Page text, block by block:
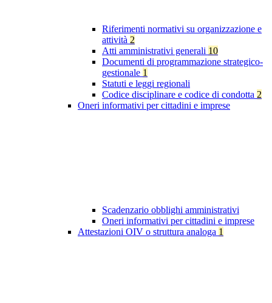
Riferimenti normativi su organizzazione e
attività 2
Atti amministrativi generali 10
Documenti di programmazione strategico-
gestionale 1
Statuti e leggi regionali
Codice disciplinare e codice di condotta 2
Oneri informativi per cittadini e imprese
Scadenzario obblighi amministrativi
Oneri informativi per cittadini e imprese
Attestazioni OIV o struttura analoga 1